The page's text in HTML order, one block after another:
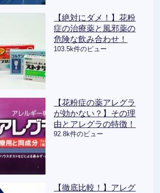
【絶対にダメ！】花粉
症の治療薬と風邪薬の
危険な飲み合わせ！
103.5k件のビュー
【花粉症の薬アレグラ
が効かない？】その理
由とアレグラの特徴！
92.8k件のビュー
【徹底比較！】アレグ